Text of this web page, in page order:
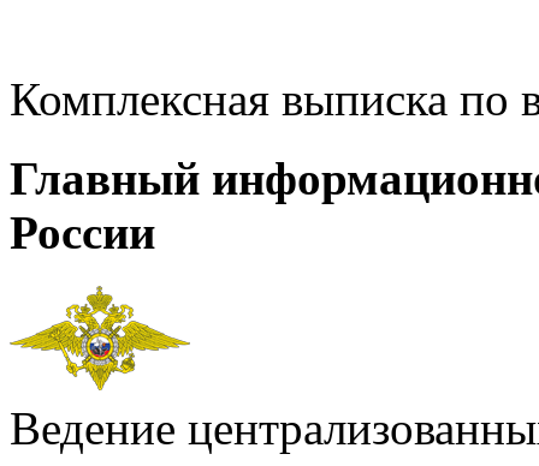
Комплексная выписка
Главный
России
Ведение